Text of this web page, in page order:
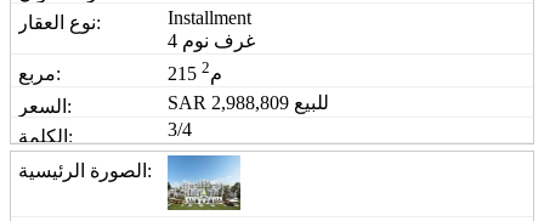
Installment
4 غرف نوم
215 م2
SAR 2,988,809 للبيع
3/4